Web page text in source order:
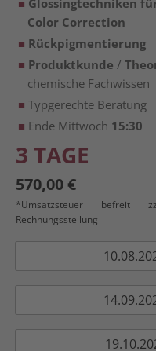
Glossingtechniken
Color Correction
Rückpigmentierung
Produktkunde /
chemische Fachwissen
Typgerechte Beratung
Ende Mittwoch 15:30
3 TAGE
570,00€
*Umsatzsteuer befreit
Rechnungsstellung